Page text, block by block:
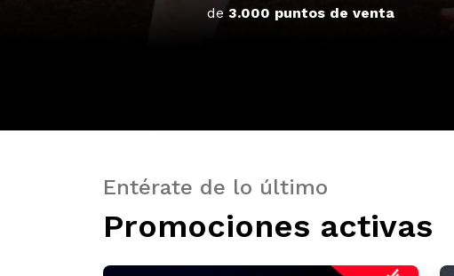
de3.000 puntos de venta
Entérate de lo último
Promociones activas